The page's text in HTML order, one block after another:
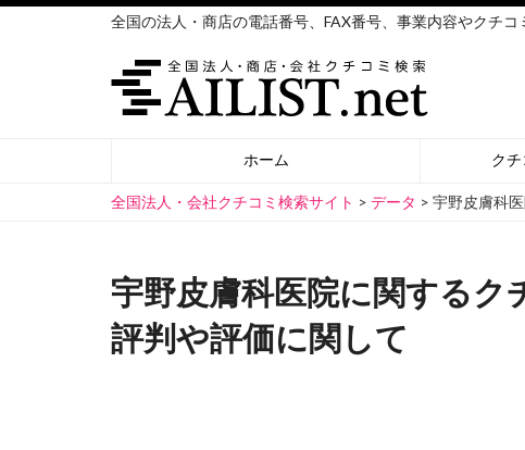
全国の法人・商店の電話番号、FAX番号、事業内容やクチコ
ホーム ク
全国法人・会社クチコミ検索サイト > データ > 宇野皮膚科
宇野皮膚科医院に関する
評判や評価に関して